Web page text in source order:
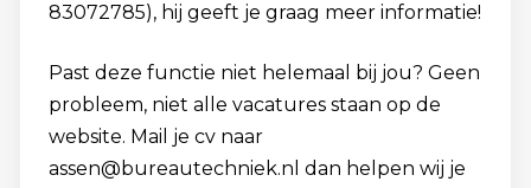
83072785), hij geeft je graag meer informatie!
Past deze functie niet helemaal bij jou? Geen
probleem, niet alle vacatures staan op de
website. Mail je cv naar
assen@bureautechniek.nl dan helpen wij je